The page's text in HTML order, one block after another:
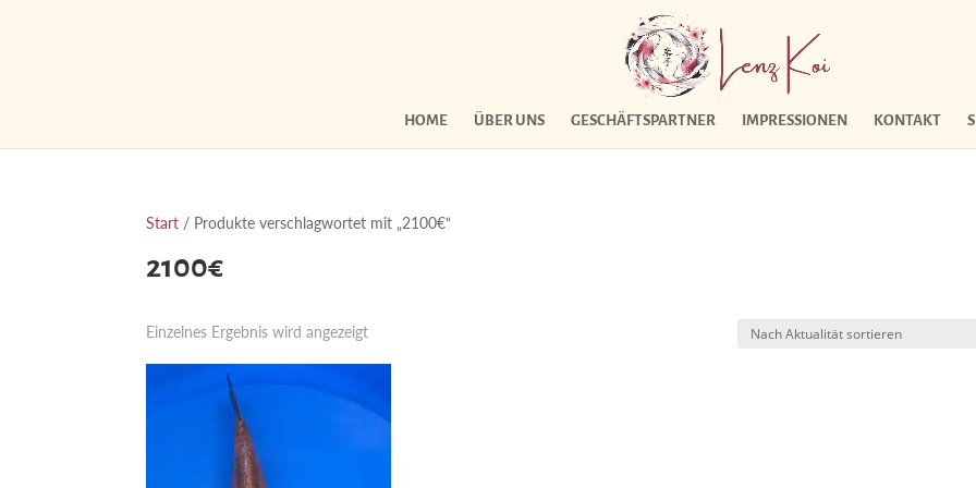
HOME ÜBER UNS GESCHÄFTSPARTNER IMPRESSIONEN KONTAKT
Start / Produkte verschlagwortet mit „2100€“
2100€
Einzelnes Ergebnis wird angezeigt